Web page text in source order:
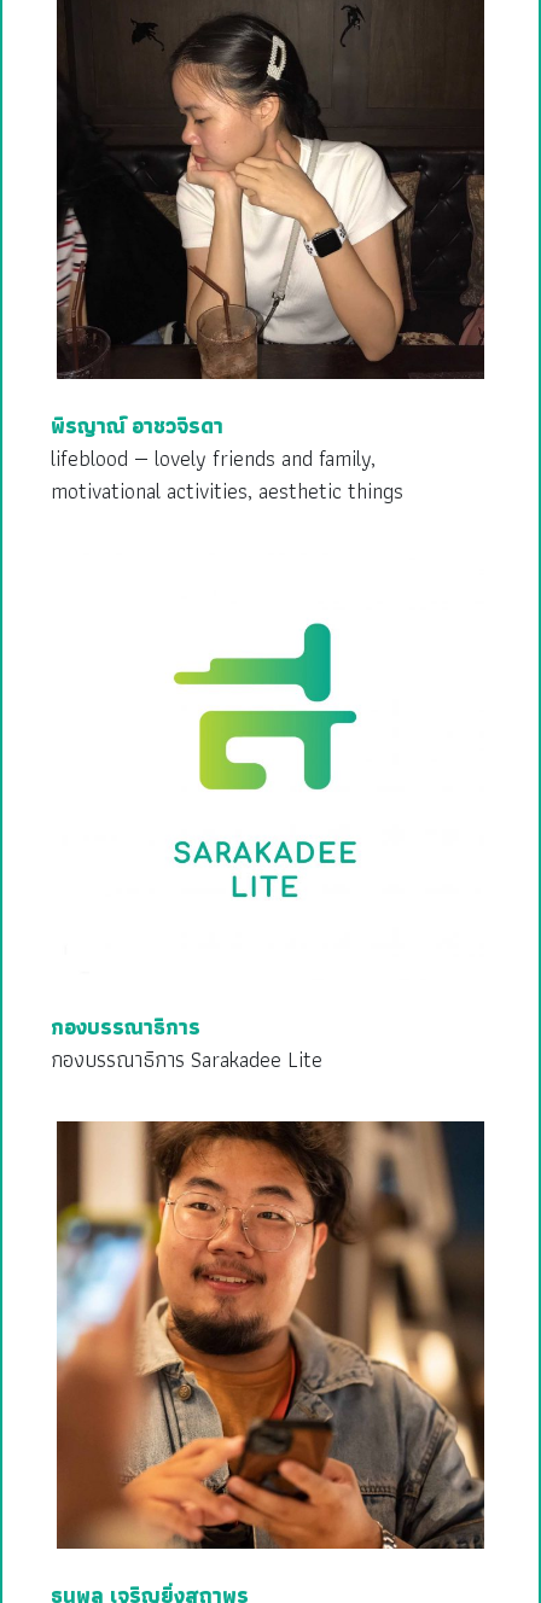
พิรญาณ์ อาชวจิรดา
lifeblood — lovely friends and family,
motivational activities, aesthetic things
กองบรรณาธิการ
กองบรรณาธิการ Sarakadee Lite
ธนพล เจริญยิ่งสถาพร